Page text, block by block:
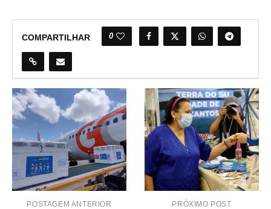
COMPARTILHAR 0
POSTAGEM ANTERIOR PRÓXIMO POST